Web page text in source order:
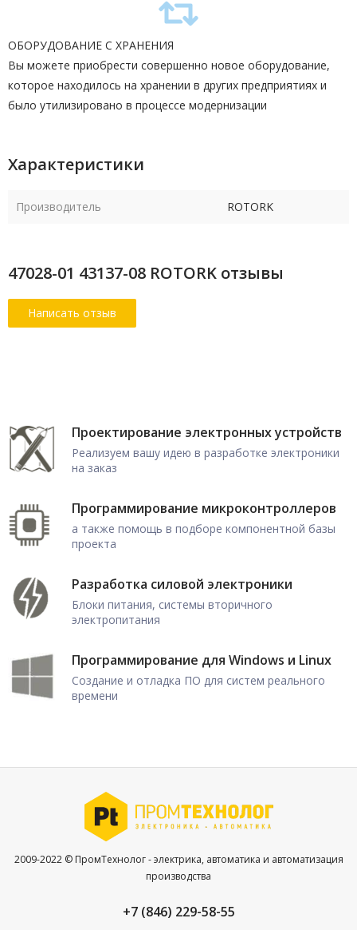
ОБОРУДОВАНИЕ С ХРАНЕНИЯ
Вы можете приобрести совершенно новое оборудование,
которое находилось на хранении в других предприятиях и
было утилизировано в процессе модернизации
Характеристики
Производитель ROTORK
47028-01 43137-08 ROTORK отзывы
Проектирование электронных устройств
Реализуем вашу идею в разработке электроники
на заказ
Программирование микроконтроллеров
а также помощь в подборе компонентной базы
проекта
Разработка силовой электроники
Блоки питания, системы вторичного
электропитания
Программирование для Windows и Linux
Создание и отладка ПО для систем реального
времени
2009-2022 © ПромТехнолог - электрика, автоматика и автоматизация
производства
+7 (846) 229-58-55